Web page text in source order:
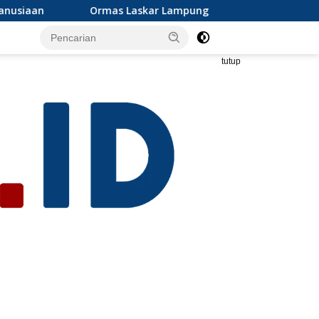
Lampung dan Grib jaya Lampung selatan mengapresiasi
tutup